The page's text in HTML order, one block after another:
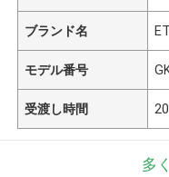
ブランド名
モデル番号
受渡し時間
多